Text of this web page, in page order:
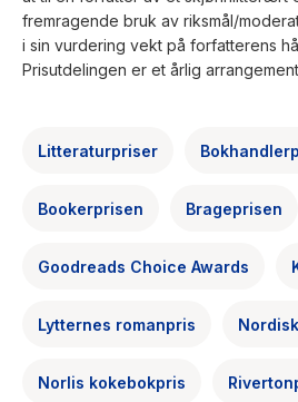
Yesteryear
Elizabeth Strout
Hypopressiv trening
The Housemaid
fremragende bruk av riksmål/
i sin vurdering vekt på forfatterens
Prisutdelingen er et årlig
Litteraturpriser
Bookerprisen Brageprisen
Goodreads Choice Awards
Lytternes romanpris
Norlis kokebokpris